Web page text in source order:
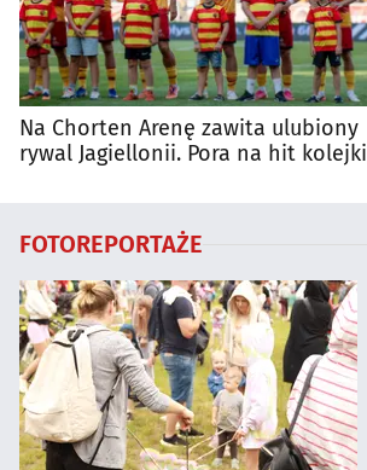
Na Chorten Arenę zawita ulubiony
rywal Jagiellonii. Pora na hit kolejki
FOTOREPORTAŻE